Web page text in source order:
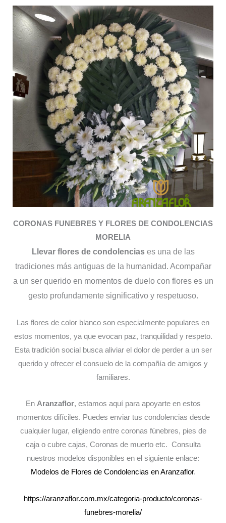
CORONAS FUNEBRES Y FLORES DE CONDOLENCIAS
MORELIA
Llevar flores de condolenciases una de las
tradiciones más antiguas de la humanidad. Acompañar
a un ser querido en momentos de duelo con flores es un
gesto profundamente significativo y respetuoso.
Las flores de color blanco son especialmente populares en
estos momentos, ya que evocan paz, tranquilidad y respeto.
Esta tradición social busca aliviar el dolor de perder a un ser
querido y ofrecer el consuelo de la compañía de amigos y
familiares.
En Aranzaflor, estamos aquí para apoyarte en estos
momentos difíciles. Puedes enviar tus condolencias desde
cualquier lugar, eligiendo entre coronas fúnebres, pies de
caja o cubre cajas, Coronas de muerto etc. Consulta
nuestros modelos disponibles en el siguiente enlace:
Modelos de Flores de Condolencias en Aranzaflor.
https://aranzaflor.com.mx/categoria-producto/coronas-
funebres-morelia/